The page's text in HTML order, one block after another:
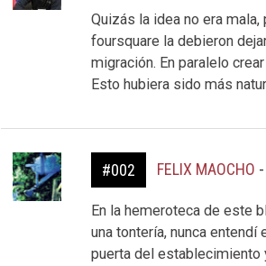
Quizás la idea no era
foursquare la debieron
migración. En paralelo
Esto hubiera sido más
#002 FELIX MAOCHO -
En la hemeroteca de este
una tontería, nunca entendí
puerta del establecimiento